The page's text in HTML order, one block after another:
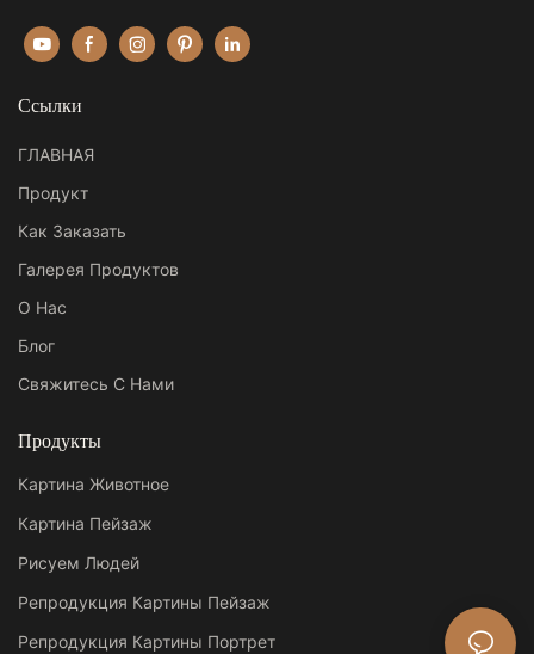
Ссылки
ГЛАВНАЯ
Продукт
Как Заказать
Галерея Продуктов
О Нас
Блог
Свяжитесь С Нами
Продукты
Картина Животное
Картина Пейзаж
Рисуем Людей
Репродукция Картины Пейзаж
Репродукция Картины Портрет